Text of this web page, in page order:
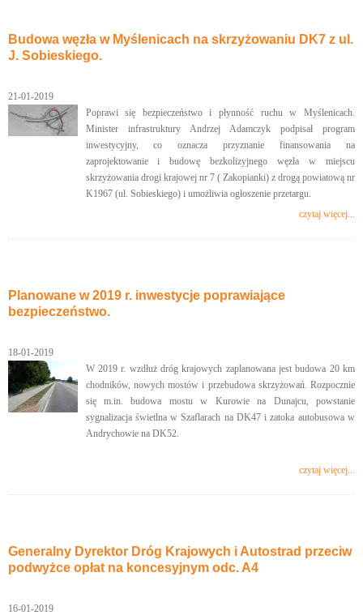
Budowa węzła w Myślenicach na skrzyżowaniu DK7 z ul.
J. Sobieskiego.
21-01-2019
Poprawi się bezpieczeństwo i płynność ruchu w Myślenicach.
Minister infrastruktury Andrzej Adamczyk podpisał program
inwestycyjny, co oznacza przyznanie finansowania na
zaprojektowanie i budowę bezkolizyjnego węzła w miejscu
skrzyżowania drogi krajowej nr 7 ( Zakopianki) z drogą powiatową nr
K1967 (ul. Sobieskiego) i umożliwia ogłoszenie przetargu.
czytaj więcej...
Planowane w 2019 r. inwestycje poprawiające
bezpieczeństwo.
18-01-2019
W 2019 r. wzdłuż dróg krajowych zaplanowana jest budowa 20 km
chodników, nowych mostów i przebudowa skrzyżowań. Rozpocznie
się m.in. budowa mostu w Kurowie na Dunajcu, powstanie
sygnalizacja świetlna w Szaflarach na DK47 i zatoka autobusowa w
Andrychowie na DK52.
czytaj więcej...
Generalny Dyrektor Dróg Krajowych i Autostrad przeciw
podwyżce opłat na koncesyjnym odc. A4
16-01-2019